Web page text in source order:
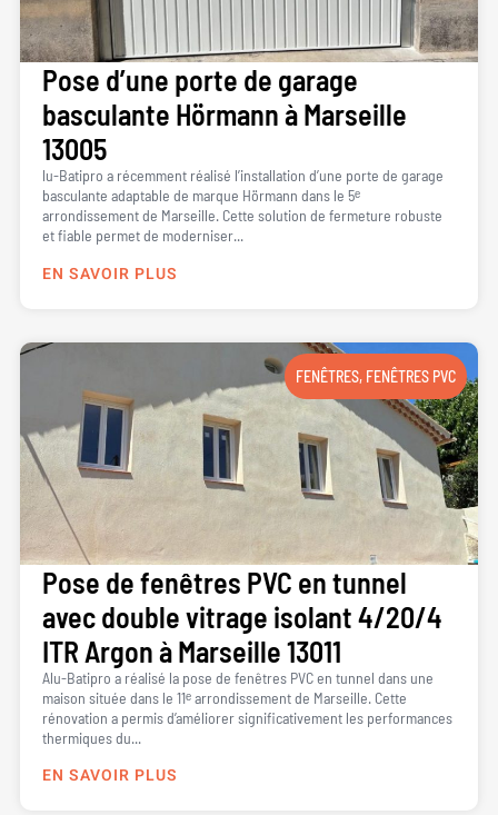
Pose d’une porte de garage
basculante Hörmann à Marseille
13005
lu-Batipro a récemment réalisé l’installation d’une porte de garage
basculante adaptable de marque Hörmann dans le 5ᵉ
arrondissement de Marseille. Cette solution de fermeture robuste
et fiable permet de moderniser...
EN SAVOIR PLUS
FENÊTRES, FENÊTRES PVC
Pose de fenêtres PVC en tunnel
avec double vitrage isolant 4/20/4
ITR Argon à Marseille 13011
Alu-Batipro a réalisé la pose de fenêtres PVC en tunnel dans une
maison située dans le 11ᵉ arrondissement de Marseille. Cette
rénovation a permis d’améliorer significativement les performances
thermiques du...
EN SAVOIR PLUS